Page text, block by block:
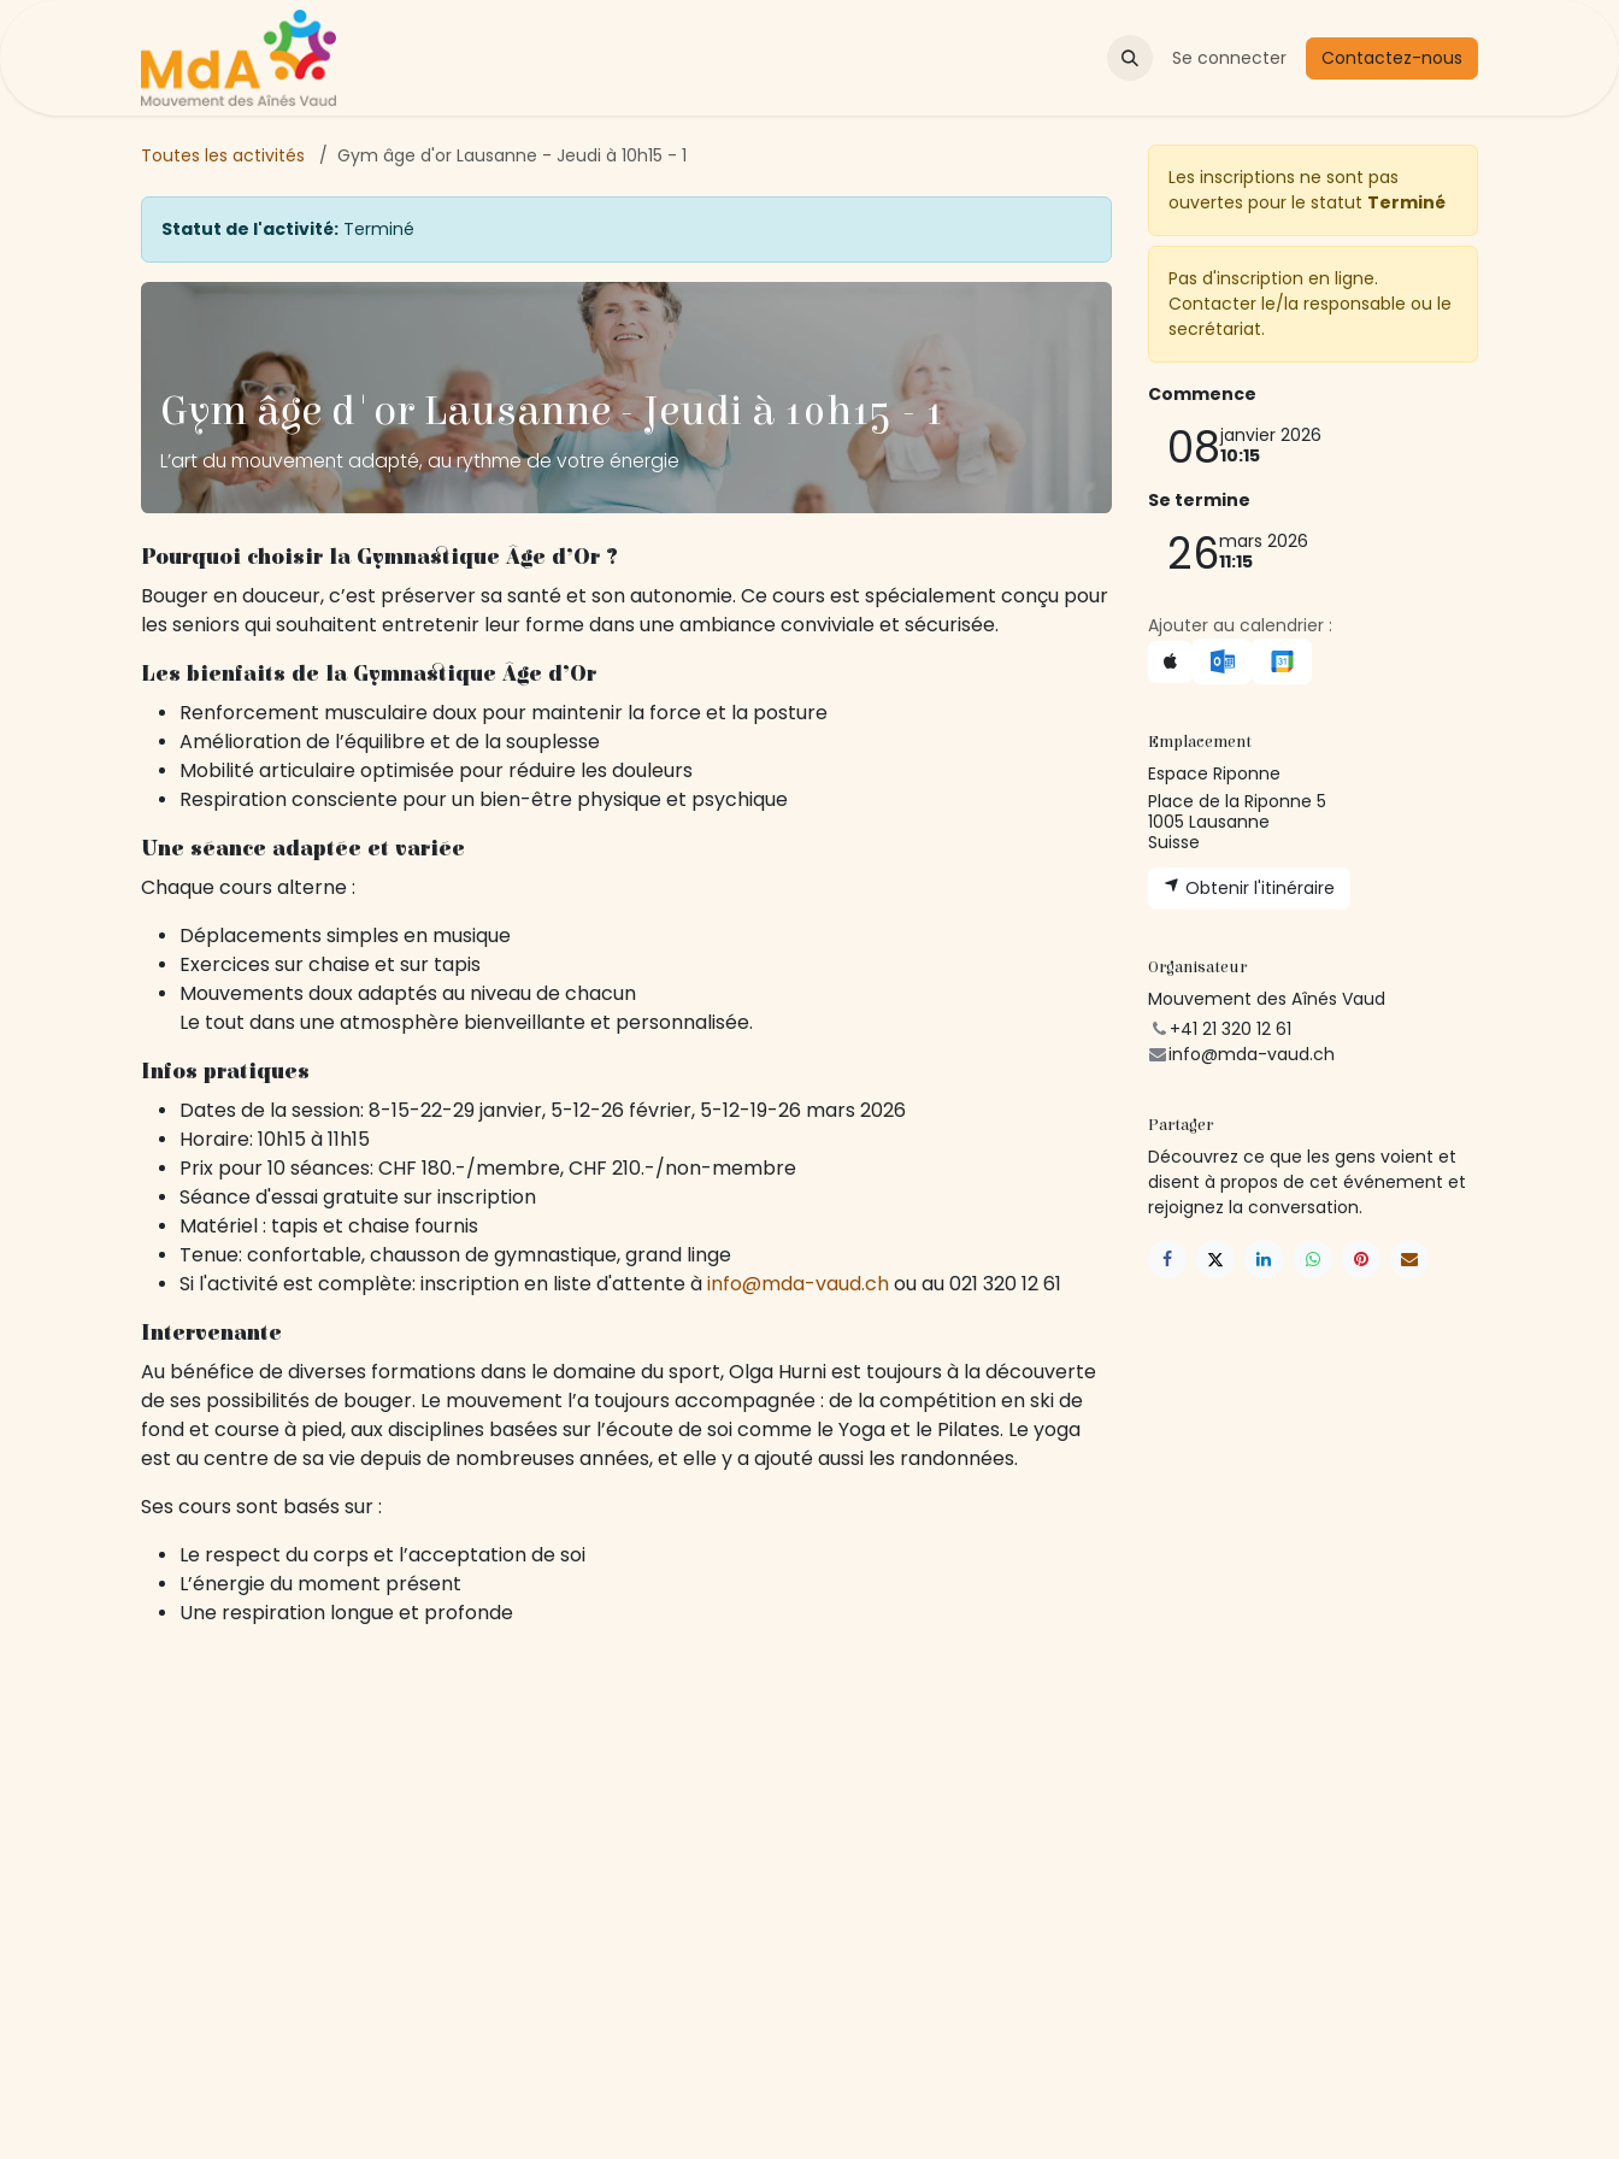
Actualités Se connecter Contactez-nous
Toutes les activités Gym âge d'or Lausanne - Jeudi à 10h15 - 1
Statut de l'activité: Terminé
Gym âge d'or Lausanne - Jeudi à 10h15 - 1
L’art du mouvement adapté, au rythme de votre énergie
Pourquoi choisir la Gymnastique Âge d’Or ?
Bouger en douceur, c’est préserver sa santé et son autonomie. Ce cours est spécialement conçu pour
les seniors qui souhaitent entretenir leur forme dans une ambiance conviviale et sécurisée.
Les bienfaits de la Gymnastique Âge d’Or
Renforcement musculaire doux pour maintenir la force et la posture
Amélioration de l’équilibre et de la souplesse
Mobilité articulaire optimisée pour réduire les douleurs
Respiration consciente pour un bien-être physique et psychique
Une séance adaptée et variée
Chaque cours alterne :
Déplacements simples en musique
Exercices sur chaise et sur tapis
Mouvements doux adaptés au niveau de chacun
Le tout dans une atmosphère bienveillante et personnalisée.
Infos pratiques
Dates de la session: 8-15-22-29 janvier, 5-12-26 février, 5-12-19-26 mars 2026
Horaire: 10h15 à 11h15
Prix pour 10 séances: CHF 180.-/membre, CHF 210.-/non-membre
Séance d'essai gratuite sur inscription
Matériel : tapis et chaise fournis
Tenue: confortable, chausson de gymnastique, grand linge
Si l'activité est complète: inscription en liste d'attente àinfo@mda-vaud.chou au 021 320 12 61
Intervenante
Au bénéfice de diverses formations dans le domaine du sport, Olga Hurni est toujours à la découverte
de ses possibilités de bouger. Le mouvement l’a toujours accompagnée : de la compétition en ski de
fond et course à pied, aux disciplines basées sur l’écoute de soi comme le Yoga et le Pilates. Le yoga
est au centre de sa vie depuis de nombreuses années, et elle y a ajouté aussi les randonnées.
Ses cours sont basés sur :
Le respect du corps et l’acceptation de soi
L’énergie du moment présent
Une respiration longue et profonde
Les inscriptions ne sont pas
ouvertes pour le statut Terminé
Pas d'inscription en ligne.
Contacter le/la responsable ou le
secrétariat.
Commence
08janvier 2026
10:15
Se termine
26mars 2026
11:15
Ajouter au calendrier :
Emplacement
Espace Riponne
Place de la Riponne 5
1005 Lausanne
Suisse
Obtenir l'itinéraire
Organisateur
Mouvement des Aînés Vaud
+41 21 320 12 61
info@mda-vaud.ch
Partager
Découvrez ce que les gens voient et
disent à propos de cet événement et
rejoignez la conversation.